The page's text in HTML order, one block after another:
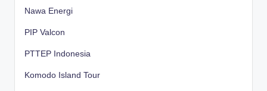
Nawa Energi
PIP Valcon
PTTEP Indonesia
Komodo Island Tour